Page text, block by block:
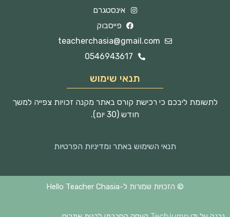
אינסטגרם
פייסבוק
teacherchasia@gmail.com
0546943617
תנאי שימוש
לתשומת ליבכם כי רכישת קורס באתר מקנה זכויות צפייה למשך
חודש (30 יום).
תנאי השימוש באתר ומדיניות הפרטיות
© הזכויות שמורות ל-Hello Teacher Chasia